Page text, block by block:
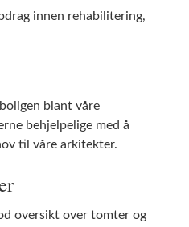
innen rehabilitering,
blant våre
behjelpelige med å
til våre arkitekter.
oversikt over tomter og